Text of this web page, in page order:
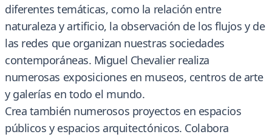
diferentes temáticas, como la relación entre
naturaleza y artificio, la observación de los flujos y de
las redes que organizan nuestras sociedades
contemporáneas. Miguel Chevalier realiza
numerosas exposiciones en museos, centros de arte
y galerías en todo el mundo.
Crea también numerosos proyectos en espacios
públicos y espacios arquitectónicos. Colabora